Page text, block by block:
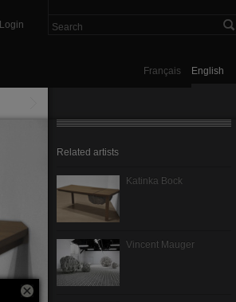
Login
Français English
Related artists
Katinka Bock
Vincent Mauger